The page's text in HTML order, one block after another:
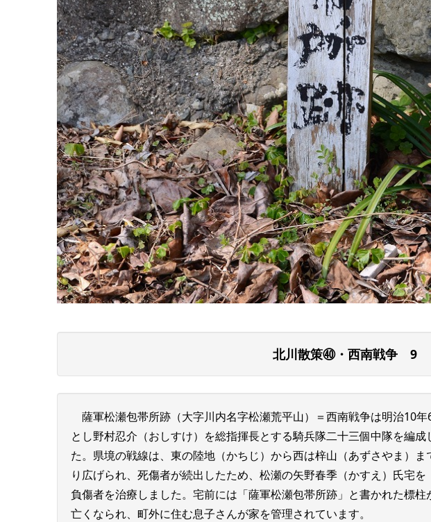
北川散策㊵・西南戦争 9
薩軍松瀬包帯所跡（大字川内名字松瀬荒平山）＝西南戦争は明治10
とし野村忍介（おしすけ）を総指揮長とする騎兵隊二十三個中隊を編
た。県境の戦線は、東の陸地（かちじ）から西は梓山（あずさやま）
り広げられ、死傷者が続出したため、松瀬の矢野春季（かすえ）氏宅を
負傷者を治療しました。宅前には「薩軍松瀬包帯所跡」と書かれた標
亡くなられ、町外に住む息子さんが家を管理されています。